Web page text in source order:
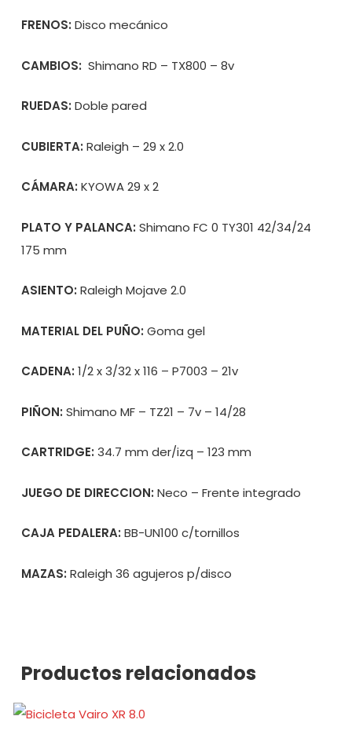
FRENOS: Disco mecánico
CAMBIOS: Shimano RD – TX800 – 8v
RUEDAS: Doble pared
CUBIERTA: Raleigh – 29 x 2.0
CÁMARA: KYOWA 29 x 2
PLATO Y PALANCA: Shimano FC 0 TY301 42/34/24
175 mm
ASIENTO: Raleigh Mojave 2.0
MATERIAL DEL PUÑO: Goma gel
CADENA: 1/2 x 3/32 x 116 – P7003 – 21v
PIÑON: Shimano MF – TZ21 – 7v – 14/28
CARTRIDGE: 34.7 mm der/izq – 123 mm
JUEGO DE DIRECCION: Neco – Frente integrado
CAJA PEDALERA: BB-UN100 c/tornillos
MAZAS: Raleigh 36 agujeros p/disco
Productos relacionados